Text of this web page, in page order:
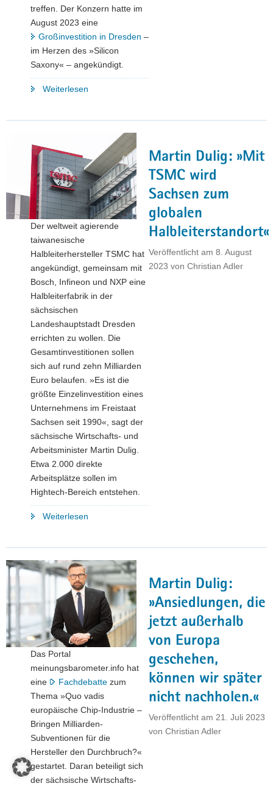
treffen. Der Konzern hatte im
August 2023 eine
Großinvestition in Dresden –
im Herzen des »Silicon
Saxony« – angekündigt.
Weiterlesen
Chip-
Produzenten
TSMC
in
Taiwan"
Martin Dulig: »Mit
TSMC wird
Sachsen zum
globalen
Halbleiterstandort«
Veröffentlicht am 8. August
2023 von Christian Adler
Der weltweit agierende
taiwanesische
Halbleiterhersteller TSMC hat
angekündigt, gemeinsam mit
Bosch, Infineon und NXP eine
Halbleiterfabrik in der
sächsischen
Landeshauptstadt Dresden
errichten zu wollen. Die
Gesamtinvestitionen sollen
sich auf rund zehn Milliarden
Euro belaufen. »Es ist die
größte Einzelinvestition eines
Unternehmens im Freistaat
Sachsen seit 1990«, sagt der
sächsische Wirtschafts- und
Arbeitsminister Martin Dulig.
Etwa 2.000 direkte
Arbeitsplätze sollen im
Hightech-Bereich entstehen.
Weiterlesen
TSMC
wird
Sachsen
zum
globalen
Halbleiterstandort«"
Martin Dulig:
»Ansiedlungen, die
jetzt außerhalb
von Europa
geschehen,
können wir später
nicht nachholen.«
Veröffentlicht am 21. Juli 2023
von Christian Adler
Das Portal
meinungsbarometer.info hat
eine
Fachdebatte zum
Thema »Quo vadis
europäische Chip-Industrie –
Bringen Milliarden-
Subventionen für die
Hersteller den Durchbruch?«
gestartet. Daran beteiligt sich
der sächsische Wirtschafts-